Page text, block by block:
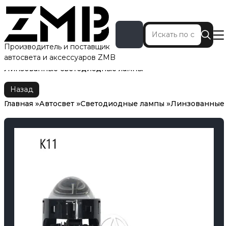
Производитель и поставщик
автосвета и аксессуаров ZMB
Главная Автосвет
Светодиодные лампы
Линзованные светодиодные лампы
Назад
Главная
Автосвет Светодиодные лампы Линзованные